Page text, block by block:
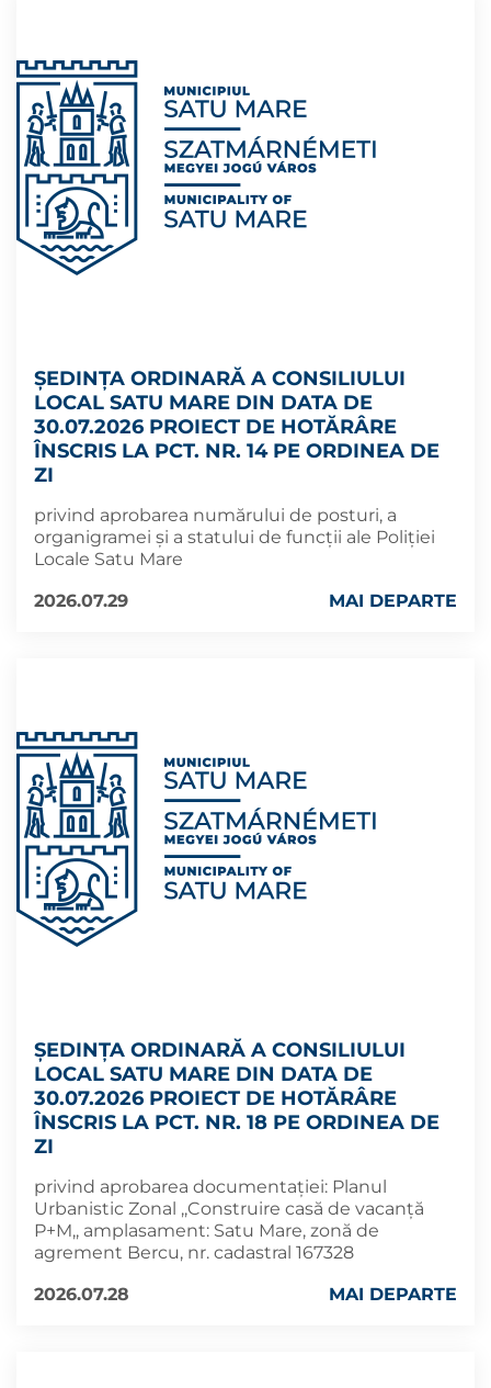
ȘEDINȚA ORDINARĂ A CONSILIULUI
LOCAL SATU MARE DIN DATA DE
30.07.2026 PROIECT DE HOTĂRÂRE
ÎNSCRIS LA PCT. NR. 14 PE ORDINEA DE
ZI
privind aprobarea numărului de posturi, a
organigramei și a statului de funcții ale Poliției
Locale Satu Mare
2026.07.29
MAI DEPARTE
ȘEDINȚA ORDINARĂ A CONSILIULUI
LOCAL SATU MARE DIN DATA DE
30.07.2026 PROIECT DE HOTĂRÂRE
ÎNSCRIS LA PCT. NR. 18 PE ORDINEA DE
ZI
privind aprobarea documentaţiei: Planul
Urbanistic Zonal ,,Construire casă de vacanță
P+M,, amplasament: Satu Mare, zonă de
agrement Bercu, nr. cadastral 167328
2026.07.28
MAI DEPARTE